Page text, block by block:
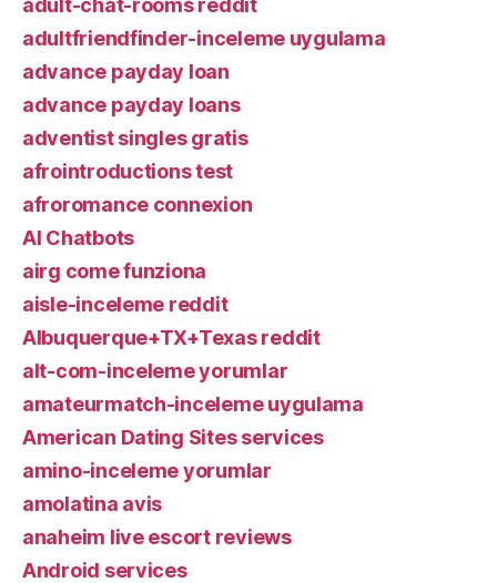
adultfriendfinder-inceleme uygulama
advance payday loan
advance payday loans
adventist singles gratis
afrointroductions test
afroromance connexion
AI Chatbots
airg come funziona
aisle-inceleme reddit
Albuquerque+TX+Texas reddit
alt-com-inceleme yorumlar
amateurmatch-inceleme uygulama
American Dating Sites services
amino-inceleme yorumlar
amolatina avis
anaheim live escort reviews
Android services